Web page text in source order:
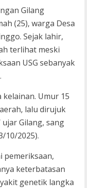
Gilang
(25), warga Desa
Sejak lahir,
terlihat meski
USG sebanyak
Umur 15
lalu dirujuk
ujar Gilang, sang
10/2025).
pemeriksaan,
keterbatasan
genetik langka